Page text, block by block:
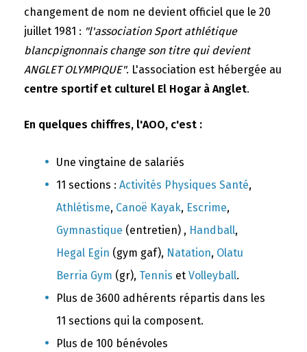
changement de nom ne devient officiel que le 20
juillet 1981 : "l'association Sport athlétique
blancpignonnais change son titre qui devient
ANGLET OLYMPIQUE". L'association est hébergée au
centre sportif et culturel El Hogar à Anglet.
En quelques chiffres, l'AOO, c'est :
Une vingtaine de salariés
11 sections : Activités Physiques Santé,
Athlétisme, Canoë Kayak, Escrime,
Gymnastique (entretien) , Handball,
Hegal Egin (gym gaf), Natation, Olatu
Berria Gym (gr), Tennis et Volleyball.
Plus de 3600 adhérents répartis dans les
11 sections qui la composent.
Plus de 100 bénévoles